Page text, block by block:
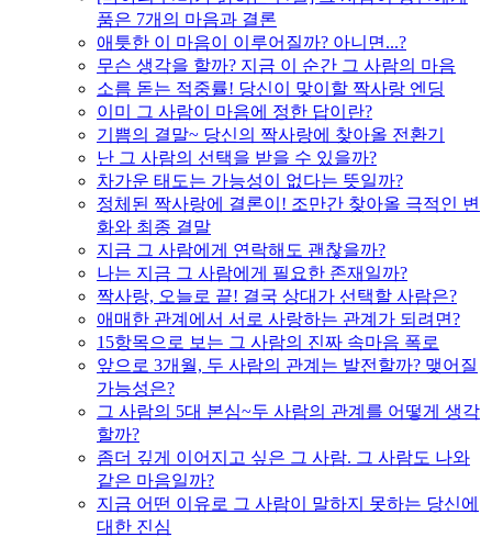
품은 7개의 마음과 결론
애틋한 이 마음이 이루어질까? 아니면...?
무슨 생각을 할까? 지금 이 순간 그 사람의 마음
소름 돋는 적중률! 당신이 맞이할 짝사랑 엔딩
이미 그 사람이 마음에 정한 답이란?
기쁨의 결말~ 당신의 짝사랑에 찾아올 전환기
난 그 사람의 선택을 받을 수 있을까?
차가운 태도는 가능성이 없다는 뜻일까?
정체된 짝사랑에 결론이! 조만간 찾아올 극적인 변
화와 최종 결말
지금 그 사람에게 연락해도 괜찮을까?
나는 지금 그 사람에게 필요한 존재일까?
짝사랑, 오늘로 끝! 결국 상대가 선택할 사람은?
애매한 관계에서 서로 사랑하는 관계가 되려면?
15항목으로 보는 그 사람의 진짜 속마음 폭로
앞으로 3개월, 두 사람의 관계는 발전할까? 맺어질
가능성은?
그 사람의 5대 본심~두 사람의 관계를 어떻게 생각
할까?
좀더 깊게 이어지고 싶은 그 사람. 그 사람도 나와
같은 마음일까?
지금 어떤 이유로 그 사람이 말하지 못하는 당신에
대한 진심